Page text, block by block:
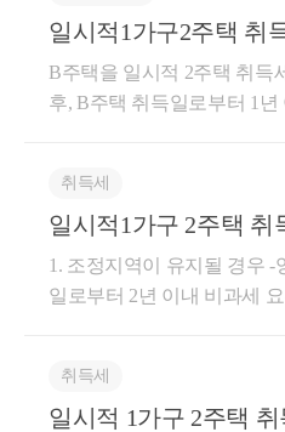
일시적1가구2주택 취
B주택을 일시적 2주택 취득
후, B주택 취득일로부터 1
주택을 B주택 취득일로부터
취득세율(1%~3%)이 적용되는 것입
길 바랍니다. 감사합니다.
취득세
일시적1가구 2주택 취
1. 조정지역이 유지될 경우
일로부터 2년 이내 비과세
경우 일시적 2주택 취득세율
득세율이 적용됩니다. 현재
취득세
일시적 1가구 2주택